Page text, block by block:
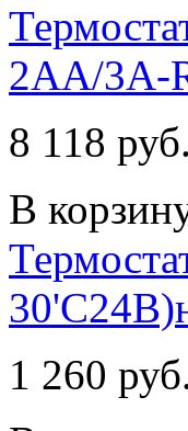
2AA/3A-
8 118 руб.
В
1 260